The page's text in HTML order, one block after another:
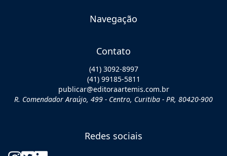
Navegação
Contato
(41) 3092-8997
(41) 99185-5811
publicar@editoraartemis.com.br
R. Comendador Araújo, 499 - Centro, Curitiba - PR, 80420-900
Redes sociais